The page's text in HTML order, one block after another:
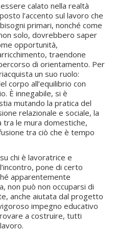
calato nella realtà
l’accento sul lavoro che
primari, nonché come
solo, dovrebbero saper
opportunità,
traendone
di orientamento. Per
un suo ruolo:
corpo all’equilibrio con
È innegabile, si è
mutando la pratica del
relazionale e sociale, la
tra le mura domestiche,
tra ciò che è tempo
chi è lavoratrice e
pone di certo
apparentemente
non può non occuparsi di
anche aiutata dal progetto
impegno educativo
a costruire, tutti